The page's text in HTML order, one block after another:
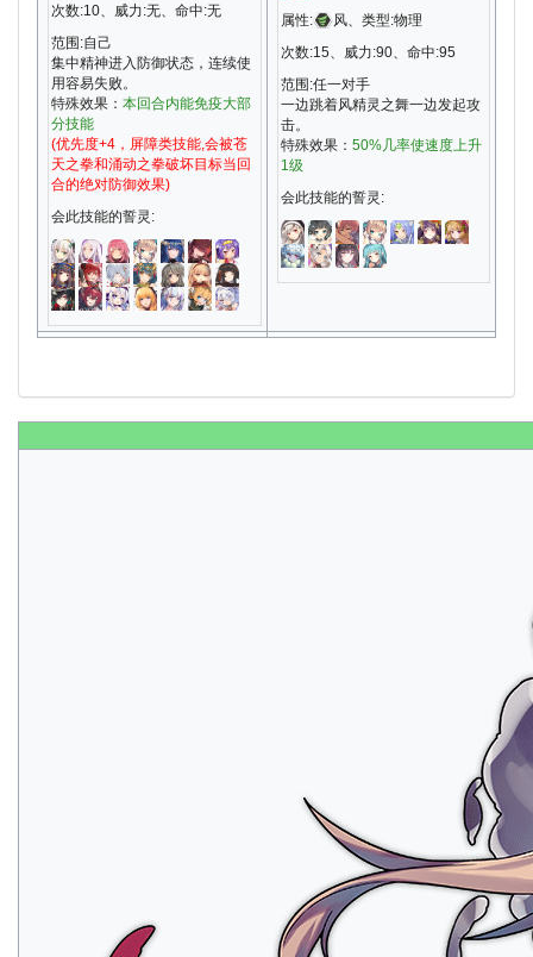
次数:10、威力:无、命中:无
范围:自己
集中精神进入防御状态，连续使
用容易失败。
特殊效果： 本回合内能免疫大部
分技能
(优先度+4，屏障类技能,会被苍
天之拳和涌动之拳破坏目标当回
合的绝对防御效果)
会此技能的誓灵:
属性:
风、类型:物理
次数:15、威力:90、命中:95
范围:任一对手
一边跳着风精灵之舞一边发起攻
击。
特殊效果： 50%几率使速度上升
1级
会此技能的誓灵: